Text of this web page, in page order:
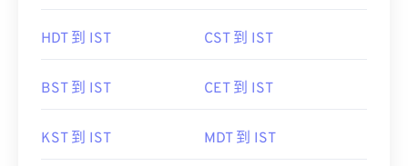
HDT 到 IST CST 到 IST
BST 到 IST CET 到 IST
KST 到 IST MDT 到 IST